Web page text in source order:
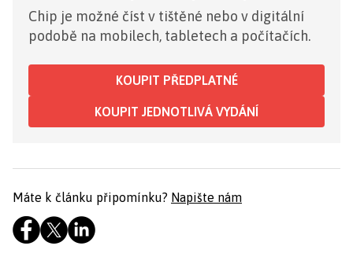
Chip je možné číst v tištěné nebo v digitální
podobě na mobilech, tabletech a počítačích.
KOUPIT PŘEDPLATNÉ
KOUPIT JEDNOTLIVÁ VYDÁNÍ
Máte k článku připomínku? Napište nám